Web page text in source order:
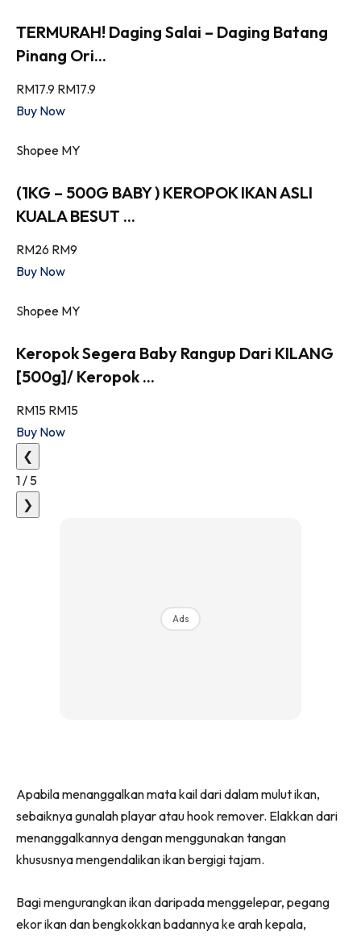
TERMURAH! Daging Salai – Daging Batang
Pinang Ori...
RM17.9 RM17.9
Buy Now
Shopee MY
(1KG – 500G BABY ) KEROPOK IKAN ASLI
KUALA BESUT ...
RM26 RM9
Buy Now
Shopee MY
Keropok Segera Baby Rangup Dari KILANG
[500g]/ Keropok ...
RM15 RM15
Buy Now
❮
1 / 5
❯
Ads
Apabila menanggalkan mata kail dari dalam mulut ikan,
sebaiknya gunalah playar atau hook remover. Elakkan dari
menanggalkannya dengan menggunakan tangan
khususnya mengendalikan ikan bergigi tajam.
Bagi mengurangkan ikan daripada menggelepar, pegang
ekor ikan dan bengkokkan badannya ke arah kepala,